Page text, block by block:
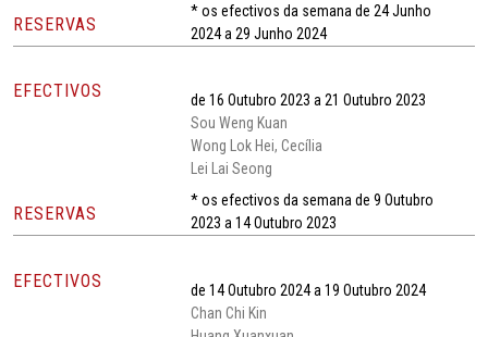
RESERVAS
* os efectivos da semana de 24 Junho
2024 a 29 Junho 2024
EFECTIVOS
de 16 Outubro 2023 a 21 Outubro 2023
Sou Weng Kuan
Wong Lok Hei, Cecília
Lei Lai Seong
RESERVAS
* os efectivos da semana de 9 Outubro
2023 a 14 Outubro 2023
EFECTIVOS
de 14 Outubro 2024 a 19 Outubro 2024
Chan Chi Kin